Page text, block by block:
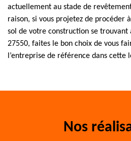
actuellement au stade de
raison, si vous projetez de procéder
sol de votre construction se trouvant
27550, faites le bon choix de vous
l’entreprise de référence dans cette
Nos